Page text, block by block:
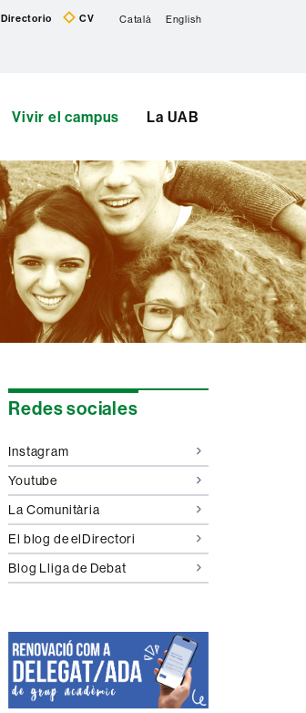
Directorio CV Català English
Vivir el campus La UAB
Información
Redes sociales
Instagram
Youtube
La Comunitària
El blog de elDirectori
Blog Lliga de Debat